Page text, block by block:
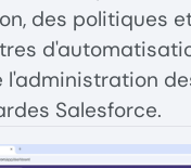
des politiques
l'administration
Salesforce.